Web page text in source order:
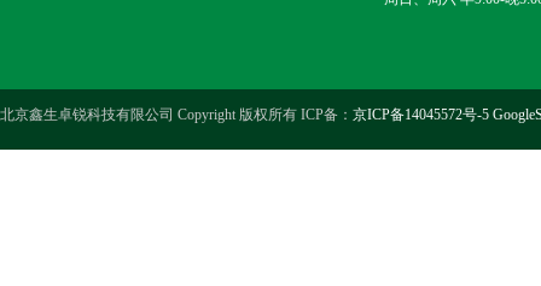
北京鑫生卓锐科技有限公司 Copyright 版权所有 ICP备： 京ICP备14045572号-5